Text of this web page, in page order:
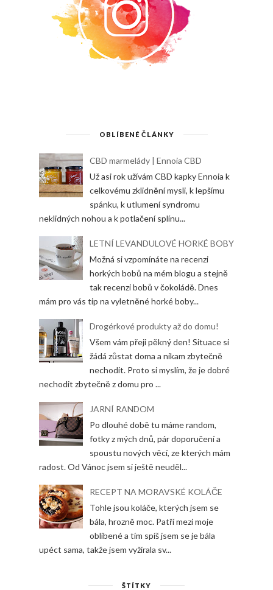
OBLÍBENÉ ČLÁNKY
CBD marmelády | Ennoia CBD
Už asi rok užívám CBD kapky Ennoia k
celkovému zklidnění mysli, k lepšímu
spánku, k utlumení syndromu
neklidných nohou a k potlačení splínu...
LETNÍ LEVANDULOVÉ HORKÉ BOBY
Možná si vzpomínáte na recenzi
horkých bobů na mém blogu a stejně
tak recenzi bobů v čokoládě. Dnes
mám pro vás tip na vyletněné horké boby...
Drogérkové produkty až do domu!
Všem vám přeji pěkný den! Situace si
žádá zůstat doma a nikam zbytečně
nechodit. Proto si myslím, že je dobré
nechodit zbytečně z domu pro ...
JARNÍ RANDOM
Po dlouhé době tu máme random,
fotky z mých dnů, pár doporučení a
spoustu nových věcí, ze kterých mám
radost. Od Vánoc jsem si ještě neuděl...
RECEPT NA MORAVSKÉ KOLÁČE
Tohle jsou koláče, kterých jsem se
bála, hrozně moc. Patří mezi moje
oblíbené a tím spíš jsem se je bála
upéct sama, takže jsem vyžírala sv...
ŠTÍTKY